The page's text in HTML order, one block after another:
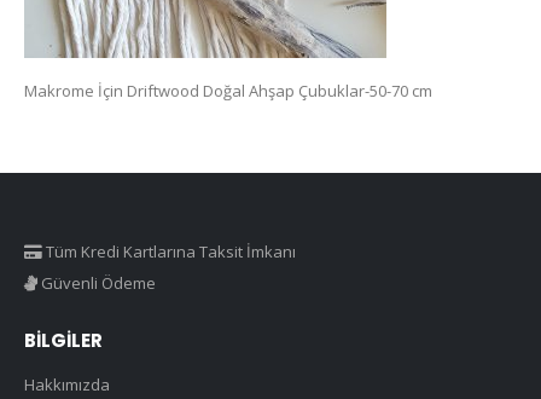
Makrome İçin Driftwood Doğal Ahşap Çubuklar-50-70 cm
Tüm Kredi Kartlarına Taksit İmkanı
Güvenli Ödeme
BILGILER
Hakkımızda